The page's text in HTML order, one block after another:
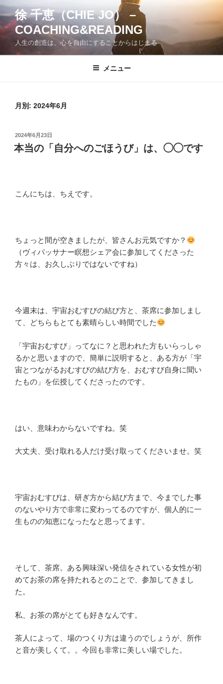
コ
ン
テ
ツ
徐 千恵（CHIE JO） –
COACHING&READING
人生の創造は、心を自由にすることからはじまる
メニュー
月別: 2024年6月
投
稿
日:
2024年6月23日
本当の「自分へのごほうび」は、◯◯です
こんにちは、ちえです。
ちょっと間が空きましたが、皆さんお元気ですか？
（ヴィパッサナー瞑想シェア会に参加してくださった
方々は、お久しぶりではないですね）
今週末は、宇宙おむすびの結び方と、茶席に参加しまし
て、どちらもとても素晴らしい時間でした
「宇宙おむすび」ってなに？と思われた方もいらっしゃ
るかと思いますので、簡単に説明すると、ある方が「宇
宙とつながるおむすびの結び方を、おむすび自身に聞い
たもの」を伝授してくださったのです。
はい、意味わからないですね。笑
大丈夫、受け取れる人だけ受け取ってくださいませ。笑
宇宙おむすびは、研ぎ方から結び方まで、今までした事
のないやり方で非常に変わってるのですが、個人的に一
生ものの知恵になったなと思ってます。
そして、茶席。ある興味深い発信をされている女性が初
めてお茶の席を持たれるとのことで、参加してきまし
た。
私、お茶の席がとても好きなんです。
茶人によって、場のつくり方は違うのでしょうが、所作
と音が美しくて。。今回も非常に美しい場でした。